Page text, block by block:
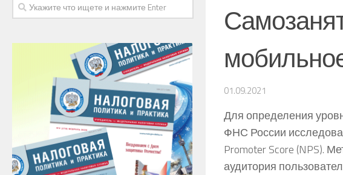
01.09.2021
Для определения
ФНС России
Promoter Score (NPS).
аудитория